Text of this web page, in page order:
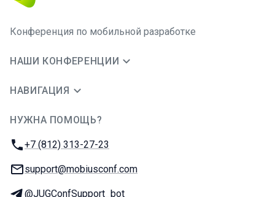
Конференция по мобильной разработке
НАШИ КОНФЕРЕНЦИИ
НАВИГАЦИЯ
НУЖНА ПОМОЩЬ?
Телефон:
+7 (812) 313-27-23
E-mail:
support@mobiusconf.com
Телеграм:
@JUGConfSupport_bot